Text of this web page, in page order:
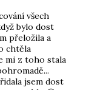
všech
bylo dost
přeložila a
chtěla
mi z toho stala
jsem dost